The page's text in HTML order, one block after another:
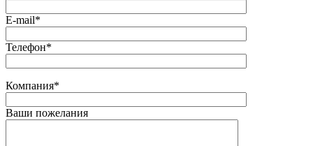
E-mail*
Телефон*
Компания*
Ваши пожелания